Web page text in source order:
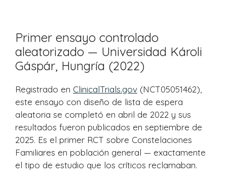
Primer ensayo controlado
aleatorizado — Universidad Károli
Gáspár, Hungría (2022)
Registrado en ClinicalTrials.gov (NCT05051462),
este ensayo con diseño de lista de espera
aleatoria se completó en abril de 2022 y sus
resultados fueron publicados en septiembre de
2025. Es el primer RCT sobre Constelaciones
Familiares en población general — exactamente
el tipo de estudio que los críticos reclamaban.